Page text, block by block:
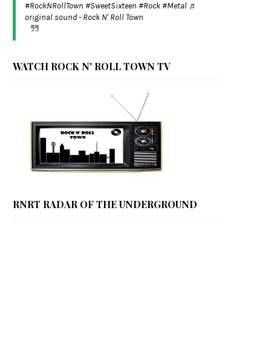
#RockNRollTown #SweetSixteen #Rock #Metal ♬
original sound - Rock N' Roll Town
WATCH ROCK N' ROLL TOWN TV
RNRT RADAR OF THE UNDERGROUND